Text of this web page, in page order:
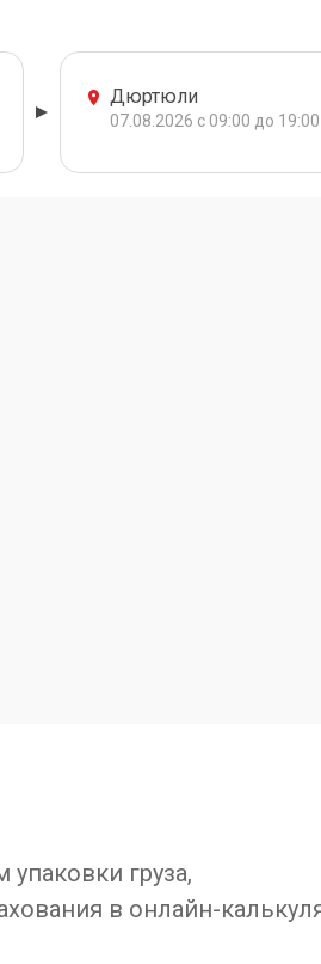
Дюртюли
07.08.2026 с 09:00 до 19:00
груза,
в онлайн-